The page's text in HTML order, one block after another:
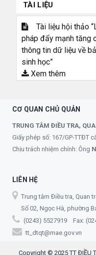
TÀI LIỆU
Tài liệu hội thảo
pháp đẩy mạnh tăng
thông tin dữ liệu về
sinh học”
Xem thêm
CƠ QUAN CHỦ QUẢN
TRUNG TÂM ĐIỀU TRA,
Giấy phép số: 167/GP-TTĐT
Chịu trách nhiệm chính: Ông
LIÊN HỆ
Trung tâm Điều tra, Quan
Số 02, Ngọc Hà, phường
(0243) 5527919 Fax:
tt_dtqt@mae.gov.vn
Copyright © 2025 TT ĐIỀU